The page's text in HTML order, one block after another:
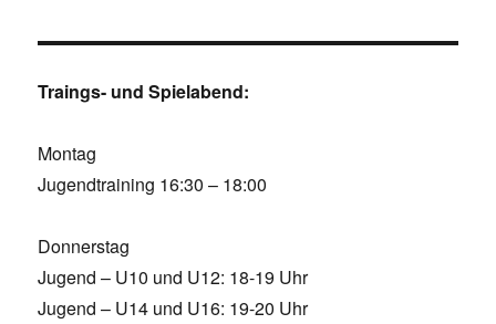
Traings- und Spielabend:
Montag
Jugendtraining 16:30 – 18:00
Donnerstag
Jugend – U10 und U12: 18-19 Uhr
Jugend – U14 und U16: 19-20 Uhr